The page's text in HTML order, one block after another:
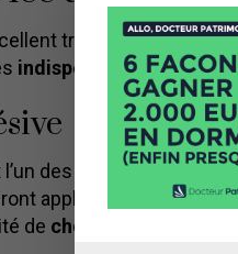
travail de broderie
indispensablespour
des éléments
appliqués les strass
de choisir le format